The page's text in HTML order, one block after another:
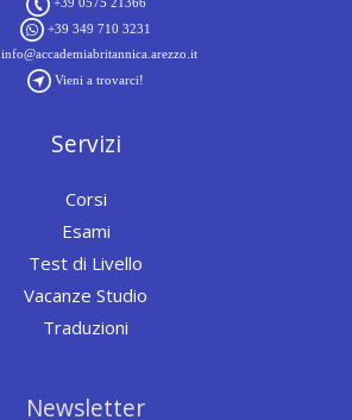
+39 349 710 3231
info@accademiabritannica.arezzo.it
Vieni a trovarci!
Servizi
Corsi
Esami
Test di Livello
Vacanze Studio
Traduzioni
Newsletter